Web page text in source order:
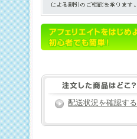
配送状況を確認する